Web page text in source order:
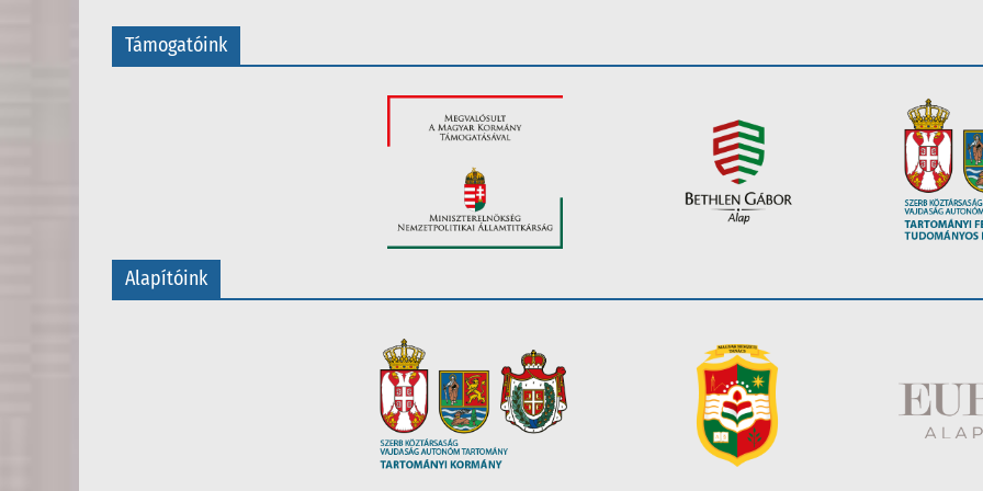
Támogatóink
Alapítóink